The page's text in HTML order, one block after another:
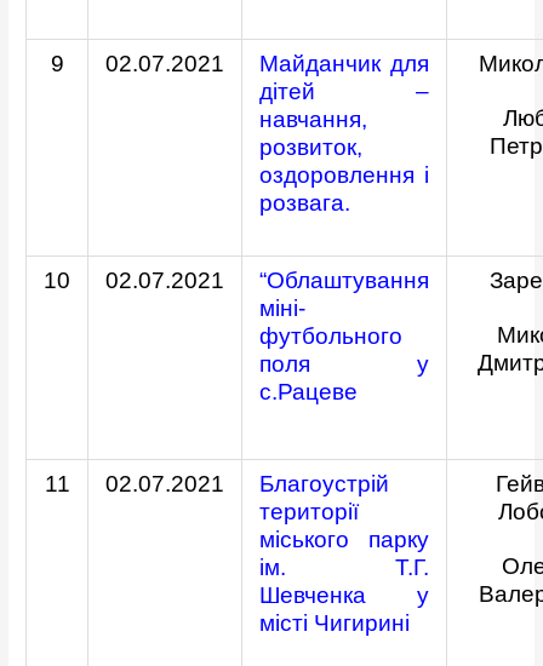
9 02.07.2021
Майданчик для
дітей –
навчання,
розвиток,
оздоровлення і
розвага.
10 02.07.2021
“Облаштування
міні-
футбольного
поля у
с.Рацеве
11 02.07.2021
Благоустрій
території
міського парку
ім. Т.Г.
Шевченка у
місті Чигирині